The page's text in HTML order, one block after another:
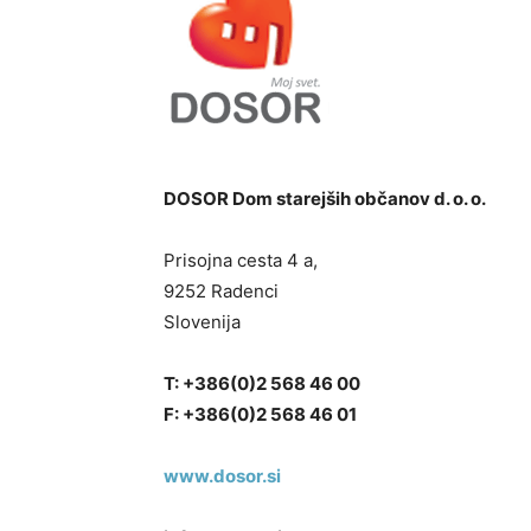
DOSOR Dom starejših občanov d. o. o.
Prisojna cesta 4 a,
9252 Radenci
Slovenija
T: +386(0)2 568 46 00
F: +386(0)2 568 46 01
www.dosor.si